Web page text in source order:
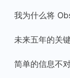
我为什么将
未来五年的关
简单的信息不